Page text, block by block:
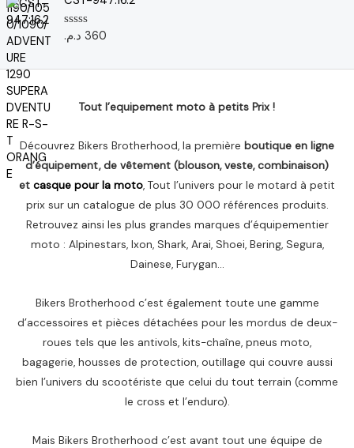
.
م
.
.
s
r
i
i
l
a
t
:
0
د
م
.
e
e
:
1
,
6
5
.
م
.
N
o
e
360 د.م.
Tout l’equipement moto à petits Prix !
Découvrez Bikers Brotherhood, la première boutique en ligne
d’équipement, de vêtement (blouson, veste, combinaison)
et casque pour la moto, Tout l’univers pour le motard à petit
prix sur un catalogue de plus 30 000 références produits.
Retrouvez ainsi les plus grandes marques d’équipementier
moto : Alpinestars, Ixon, Shark, Arai, Shoei, Bering, Segura,
Dainese, Furygan…
Bikers Brotherhood c’est également toute une gamme
d’accessoires et pièces détachées pour les mordus de deux-
roues tels que les antivols, kits-chaîne, pneus moto,
bagagerie, housses de protection, outillage qui couvre aussi
bien l’univers du scootériste que celui du tout terrain (comme
le cross et l’enduro).
Mais Bikers Brotherhood c’est avant tout une équipe de